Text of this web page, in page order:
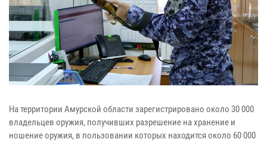
На территории Амурской области зарегистрировано около 30 000
владельцев оружия, получивших разрешение на хранение и
ношение оружия, в пользовании которых находится около 60 000